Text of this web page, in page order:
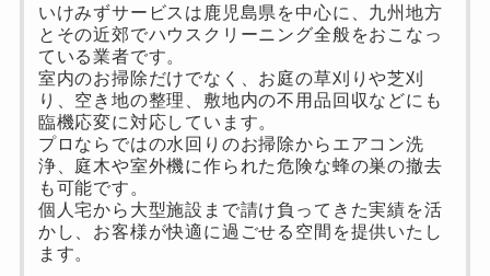
いけみずサービスは鹿児島県を中心に、九州地方
とその近郊でハウスクリーニング全般をおこなっ
ている業者です。
室内のお掃除だけでなく、お庭の草刈りや芝刈
り、空き地の整理、敷地内の不用品回収などにも
臨機応変に対応しています。
プロならではの水回りのお掃除からエアコン洗
浄、庭木や室外機に作られた危険な蜂の巣の撤去
も可能です。
個人宅から大型施設まで請け負ってきた実績を活
かし、お客様が快適に過ごせる空間を提供いたし
ます。